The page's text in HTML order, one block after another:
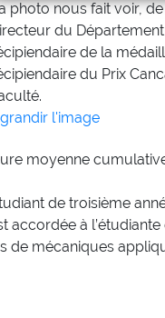
photo nous fait voir,
du
de la
du Prix
l'image
moyenne
de troisième
accordée à
de mécaniques